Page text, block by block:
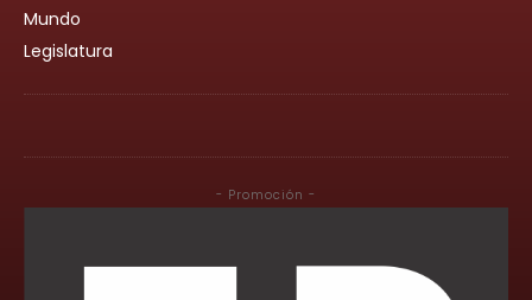
Mundo
Legislatura
- Promoción -